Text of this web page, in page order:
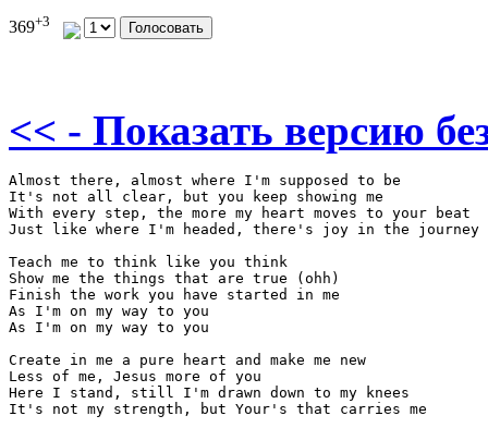
369+3
<< - Показать версию
Almost there, almost where I'm supposed to be
It's not all clear, but you keep showing me
With every step, the more my heart moves to your beat
Just like where I'm headed, there's joy in the journey
Teach me to think like you think
Show me the things that are true (ohh)
Finish the work you have started in me
As I'm on my way to you
As I'm on my way to you
Create in me a pure heart and make me new
Less of me, Jesus more of you
Here I stand, still I'm drawn down to my knees
It's not my strength, but Your's that carries me